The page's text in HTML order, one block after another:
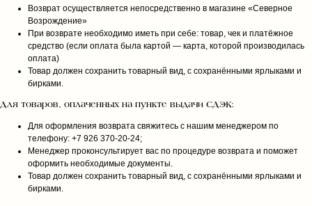
Возврат осуществляется непосредственно в магазине «Северное
Возрождение»
При возврате необходимо иметь при себе: товар, чек и платёжное
средство (если оплата была картой — карта, которой производилась
оплата)
Товар должен сохранить товарный вид, с сохранёнными ярлыками и
бирками.
Для товаров, оплаченных на пункте выдачи СДЭК:
Для оформления возврата свяжитесь с нашим менеджером по
телефону: +7 926 370‑20‑24;
Менеджер проконсультирует вас по процедуре возврата и поможет
оформить необходимые документы.
Товар должен сохранить товарный вид, с сохранёнными ярлыками и
бирками.